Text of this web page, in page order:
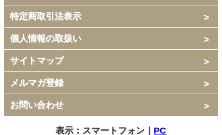
特定商取引法表示
個人情報の取扱い
サイトマップ
メルマガ登録
お問い合わせ
表示：スマートフォン｜ PC